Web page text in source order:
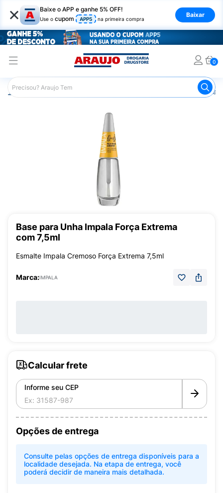
× Baixe o APP e ganhe 5% OFF!
Use o cupom APP5 na primeira compra
Baixar
0
Araujo Beleza e Cuidados Base
Base para Unha Impala Força Extrema
com 7,5ml
Esmalte Impala Cremoso Força Extrema 7,5ml
Marca:IMPALA
Calcular frete
Informe seu CEP
Opções de entrega
Consulte pelas opções de entrega disponíveis para a
localidade desejada. Na etapa de entrega, você
poderá decidir de maneira mais detalhada.